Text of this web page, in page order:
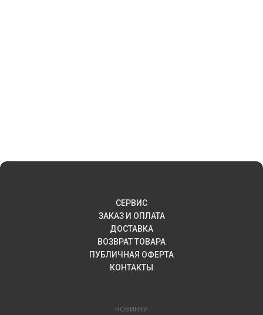
СЕРВИС
ЗАКАЗ И ОПЛАТА
ДОСТАВКА
ВОЗВРАТ ТОВАРА
ПУБЛИЧНАЯ ОФЕРТА
КОНТАКТЫ
НОВИНКИ